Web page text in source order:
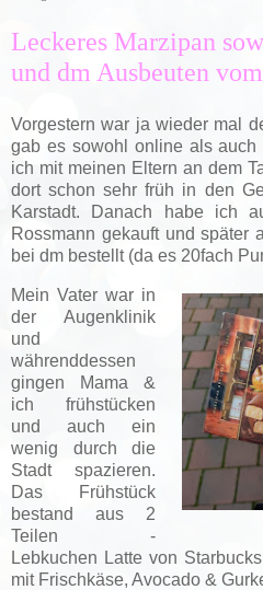
Leckeres Marzipan
und dm Ausbeuten
Vorgestern war ja wieder mal
gab es sowohl online als auch
ich mit meinen Eltern an dem
dort schon sehr früh in den
Karstadt. Danach habe ich
Rossmann gekauft und später
bei dm bestellt (da es 20fach
Mein Vater war in
der Augenklinik
und
währenddessen
gingen Mama &
ich frühstücken
und auch ein
wenig durch die
Stadt spazieren.
Das Frühstück
bestand aus 2
Teilen -
Lebkuchen Latte von
mit Frischkäse, Avocado &